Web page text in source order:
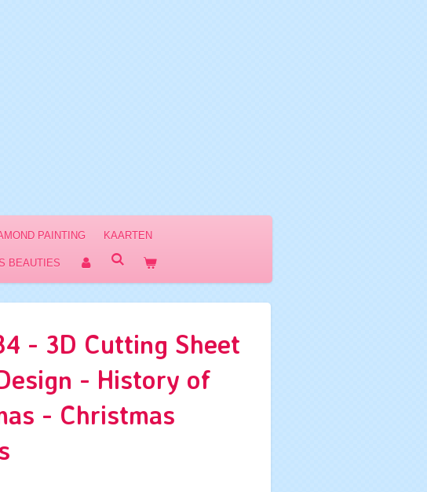
PAINTING KAARTEN
BEAUTIES
- 3D Cutting Sheet
- History of
- Christmas